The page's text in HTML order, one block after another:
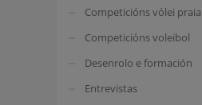
Competicións vólei praia
Competicións voleibol
Desenrolo e formación
Entrevistas